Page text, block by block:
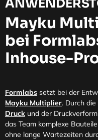
Mayku
bei
Inhouse-
Formlabs setzt bei der
Mayku Multiplier. Durch
Druck und der
das Team komplexe
ohne lange Wartezeiten